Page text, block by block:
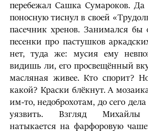
перебежал Сашка Сумароков.
поносную тиснул в своей
пасечник хренов. Занимался бы
песенки про пастушков
нет, туда же: мусия ему
видишь ли, его просвещённый
масляная живее. Кто спорит?
какой? Краски блёкнут. А
им-то, недоброхотам, до сего
уязвить. Взгляд Михайлы
натыкается на фарфоровую